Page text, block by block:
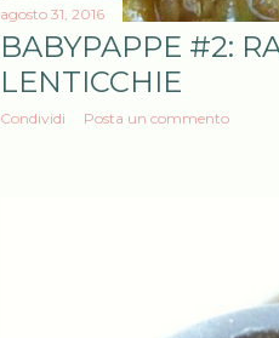
agosto 31, 2016
BABYPAPPE #2:
LENTICCHIE
Condividi Posta un commento